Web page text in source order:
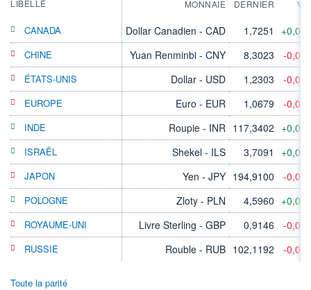
LIBELLÉ MONNAIE DERNIER
CANADA Dollar Canadien - CAD 1,7251
CHINE Yuan Renminbi - CNY 8,3023 -
ÉTATS-UNIS Dollar - USD 1,2303 -
EUROPE Euro - EUR 1,0679 -
INDE Roupie - INR 117,3402
ISRAËL Shekel - ILS 3,7091
JAPON Yen - JPY 194,9100 -
POLOGNE Zloty - PLN 4,5960
ROYAUME-UNI Livre Sterling - GBP 0,9146 -
RUSSIE Rouble - RUB 102,1192 -
Toute la parité